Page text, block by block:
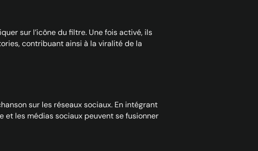
sur l’icône du filtre. Une fois activé, ils
contribuant ainsi à la viralité de la
sur les réseaux sociaux. En intégrant
et les médias sociaux peuvent se fusionner